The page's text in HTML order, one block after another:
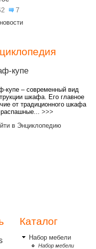
7
купе
купе – современный вид
шкафа. Его главное
от традиционного шкафа
>>>
в Энциклопедию
Каталог
Набор мебели
Набор мебели